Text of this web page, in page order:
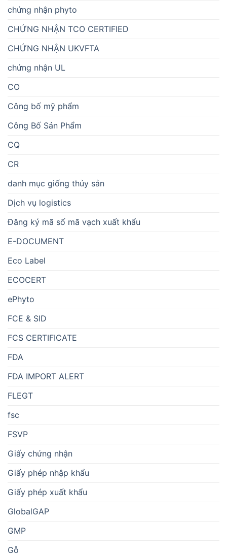
chứng nhận phyto
CHỨNG NHẬN TCO CERTIFIED
CHỨNG NHẬN UKVFTA
chứng nhận UL
CO
Công bố mỹ phẩm
Công Bố Sản Phẩm
CQ
CR
danh mục giống thủy sản
Dịch vụ logistics
Đăng ký mã số mã vạch xuất khẩu
E-DOCUMENT
Eco Label
ECOCERT
ePhyto
FCE & SID
FCS CERTIFICATE
FDA
FDA IMPORT ALERT
FLEGT
fsc
FSVP
Giấy chứng nhận
Giấy phép nhập khẩu
Giấy phép xuất khẩu
GlobalGAP
GMP
Gỗ